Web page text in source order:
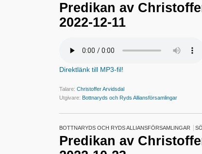
Predikan av
2022-12-11
Direktlänk till MP3-fil!
Talare: Christoffer Arvidsdal
Utgivare: Bottnaryds och Ryds Alliansförsamlingar
BOTTNARYDS OCH RYDS ALLIANSFÖRSAMLINGAR
Predikan av